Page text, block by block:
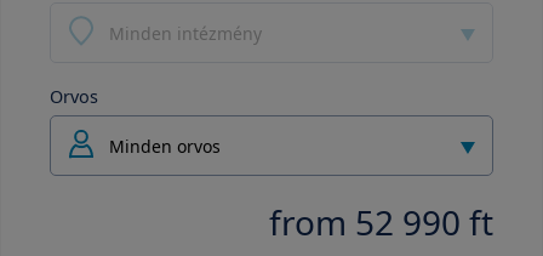
Minden intézmény
Orvos
Minden orvos
from 52 990 ft